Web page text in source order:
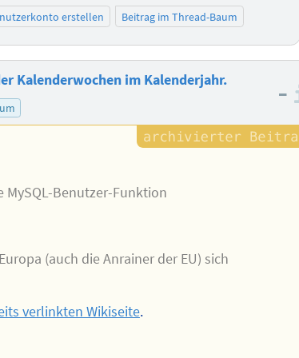
erstellen Beitrag im Thread-Baum
Kalenderwochen im Kalenderjahr.
–
MySQL-Benutzer-Funktion
(auch die Anrainer der EU) sich
verlinkten Wikiseite.